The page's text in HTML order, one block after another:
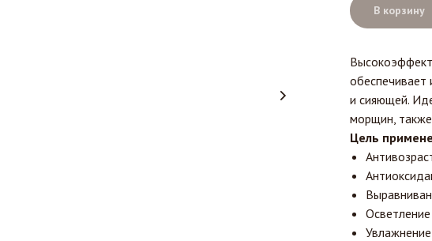
В корзину
обеспечивает
и сияющей.
морщин,
Цель
Осветление
Увлажнение